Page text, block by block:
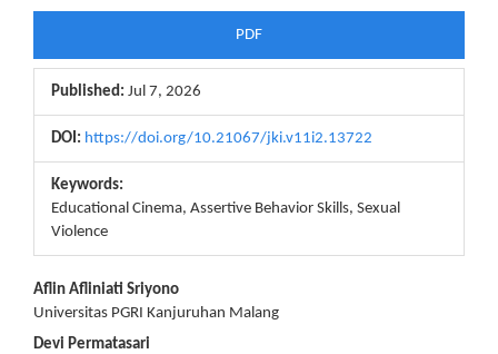
Article
Sidebar
PDF
Published: Jul 7, 2026
DOI: https://doi.org/10.21067/jki.v11i2.13722
Keywords:
Educational Cinema, Assertive Behavior Skills, Sexual
Violence
Main
Article
Aflin Afliniati Sriyono
Universitas PGRI Kanjuruhan Malang
Devi Permatasari